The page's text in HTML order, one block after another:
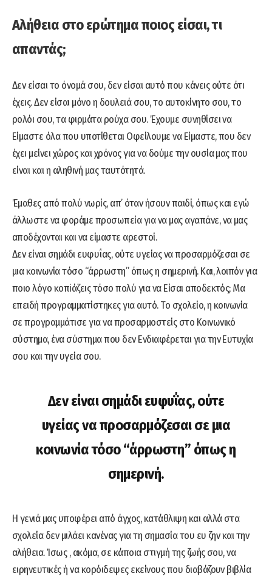
Αλήθεια στο ερώτημα ποιος είσαι, τι
απαντάς;
Δεν είσαι το όνομά σου, δεν είσαι αυτό που κάνεις ούτε ότι
έχεις. Δεν είσαι μόνο η δουλειά σου, το αυτοκίνητο σου, το
ρολόι σου, τα φιρμάτα ρούχα σου. Έχουμε συνηθίσει να
Είμαστε όλα που υποτίθεται Οφείλουμε να Είμαστε, που δεν
έχει μείνει χώρος και χρόνος για να δούμε την ουσία μας που
είναι και η αληθινή μας ταυτότητά.
Έμαθες από πολύ νωρίς, απ’ όταν ήσουν παιδί, όπως και εγώ
άλλωστε να φοράμε προσωπεία για να μας αγαπάνε, να μας
αποδέχονται και να είμαστε αρεστοί.
Δεν είναι σημάδι ευφυΐας, ούτε υγείας να προσαρμόζεσαι σε
μια κοινωνία τόσο “άρρωστη” όπως η σημερινή. Και, λοιπόν για
ποιο λόγο κοπiάζεις τόσο πολύ για να Είσαι αποδεκτός; Μα
επειδή προγραμματίστηκες για αυτό. Το σχολείο, η κοινωνία
σε προγραμμάτισε για να προσαρμοστείς στο Κοινωνικό
σύστημα, ένα σύστημα που δεν Ενδιαφέρεται για την Ευτυχία
σου και την υγεία σου.
Δεν είναι σημάδι ευφυΐας, ούτε
υγείας να προσαρμόζεσαι σε μια
κοινωνία τόσο “άρρωστη” όπως η
σημερινή.
Η γενιά μας υποφέρει από άγχος, κατάθλιψη και αλλά στα
σχολεία δεν μιλάει κανένας για τη σημασία του ευ ζην και την
αλήθεια. Ίσως , ακόμα, σε κάποια στιγμή της ζωής σου, να
ειρηνευτικές ή να κορόιδεψες εκείνους που διαβάζουν βιβλία